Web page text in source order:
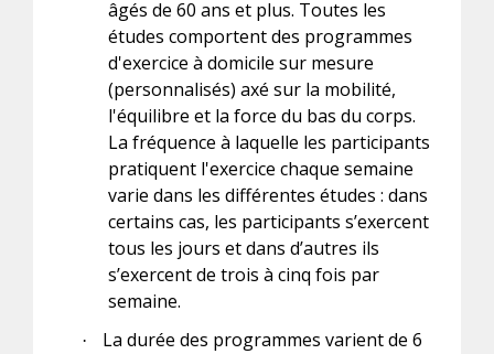
âgés de 60 ans et plus. Toutes les
études comportent des programmes
d'exercice à domicile sur mesure
(personnalisés) axé sur la mobilité,
l'équilibre et la force du bas du corps.
La fréquence à laquelle les participants
pratiquent l'exercice chaque semaine
varie dans les différentes études : dans
certains cas, les participants s’exercent
tous les jours et dans d’autres ils
s’exercent de trois à cinq fois par
semaine.
·
La durée des programmes varient de 6